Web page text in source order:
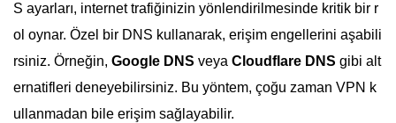
S ayarları, internet trafiğinizin yönlendirilmesinde kritik bir r
ol oynar. Özel bir DNS kullanarak, erişim engellerini aşabili
rsiniz. Örneğin, Google DNS veya Cloudflare DNS gibi alt
ernatifleri deneyebilirsiniz. Bu yöntem, çoğu zaman VPN k
ullanmadan bile erişim sağlayabilir.